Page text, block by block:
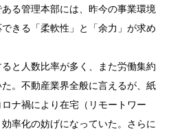
る管理本部には、昨今の事業環境
きる「柔軟性」と「余力」が求め
と人数比率が多く、また労働集約
。不動産業界全般に言えるが、紙
ナ禍により在宅（リモートワー
率化の妨げになっていた。さらに